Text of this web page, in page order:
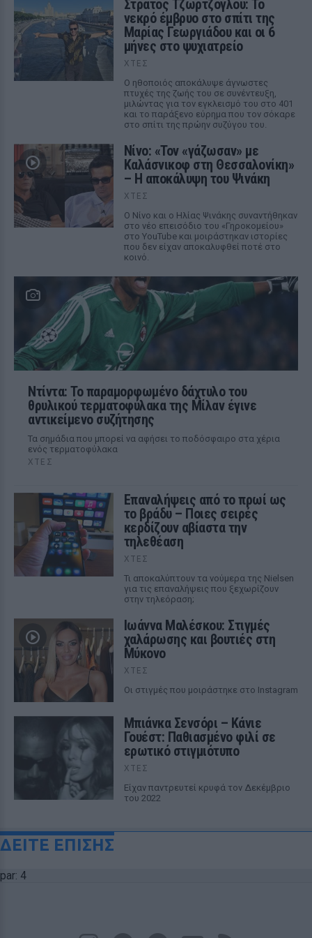
Στράτος Τζώρτζογλου: Το
νεκρό έμβρυο στο σπίτι της
Μαρίας Γεωργιάδου και οι 6
μήνες στο ψυχιατρείο
ΧΤΕΣ
Ο ηθοποιός αποκάλυψε άγνωστες
πτυχές της ζωής του σε συνέντευξη,
μιλώντας για τον εγκλεισμό του στο 401
και το παράξενο εύρημα που τον σόκαρε
στο σπίτι της πρώην συζύγου του.
Νίνο: «Τον «γάζωσαν» με
Καλάσνικοφ στη Θεσσαλονίκη»
– Η αποκάλυψη του Ψινάκη
ΧΤΕΣ
Ο Νίνο και ο Ηλίας Ψινάκης συναντήθηκαν
στο νέο επεισόδιο του «Γηροκομείου»
στο YouTube και μοιράστηκαν ιστορίες
που δεν είχαν αποκαλυφθεί ποτέ στο
κοινό.
Ντίντα: Το παραμορφωμένο δάχτυλο του
θρυλικού τερματοφύλακα της Μίλαν έγινε
αντικείμενο συζήτησης
Τα σημάδια που μπορεί να αφήσει το ποδόσφαιρο στα χέρια
ενός τερματοφύλακα
ΧΤΕΣ
Επαναλήψεις από το πρωί ως
το βράδυ – Ποιες σειρές
κερδίζουν αβίαστα την
τηλεθέαση
ΧΤΕΣ
Τι αποκαλύπτουν τα νούμερα της Nielsen
για τις επαναλήψεις που ξεχωρίζουν
στην τηλεόραση;
Ιωάννα Μαλέσκου: Στιγμές
χαλάρωσης και βουτιές στη
Μύκονο
ΧΤΕΣ
Οι στιγμές που μοιράστηκε στο Instagram
Μπιάνκα Σενσόρι – Κάνιε
Γουέστ: Παθιασμένο φιλί σε
ερωτικό στιγμιότυπο
ΧΤΕΣ
Είχαν παντρευτεί κρυφά τον Δεκέμβριο
του 2022
ΔΕΙΤΕ ΕΠΙΣΗΣ
par: 4